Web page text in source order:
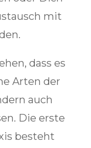
mit
dass es
Arten der
auch
Die erste
besteht